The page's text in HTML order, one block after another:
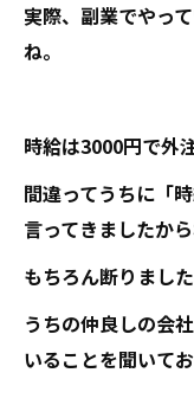
実際、副業でやっ
ね。
時給は3000円で外
間違ってうちに「
言ってきましたから
もちろん断りました
うちの仲良しの会
いることを聞いてお